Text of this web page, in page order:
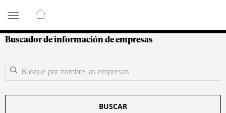
Guía de Empresas Colombianas
Buscador de información de empresas
BUSCAR